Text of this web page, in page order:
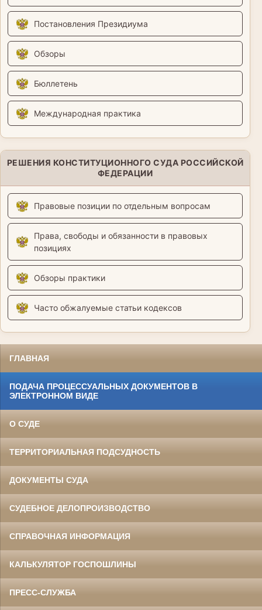
Постановления Президиума
Обзоры
Бюллетень
Международная практика
РЕШЕНИЯ КОНСТИТУЦИОННОГО СУДА РОССИЙСКОЙ
ФЕДЕРАЦИИ
Правовые позиции по отдельным вопросам
Права, свободы и обязанности в правовых
позициях
Обзоры практики
Часто обжалуемые статьи кодексов
ГЛАВНАЯ
ПОДАЧА ПРОЦЕССУАЛЬНЫХ ДОКУМЕНТОВ В
ЭЛЕКТРОННОМ ВИДЕ
О СУДЕ
ТЕРРИТОРИАЛЬНАЯ ПОДСУДНОСТЬ
ДОКУМЕНТЫ СУДА
СУДЕБНОЕ ДЕЛОПРОИЗВОДСТВО
СПРАВОЧНАЯ ИНФОРМАЦИЯ
КАЛЬКУЛЯТОР ГОСПОШЛИНЫ
ПРЕСС-СЛУЖБА